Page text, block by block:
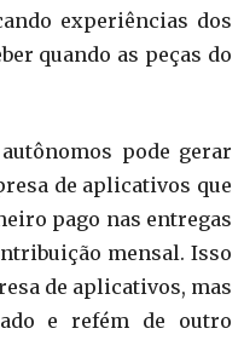
experiências dos
quando as peças do
pode gerar
de aplicativos que
pago nas entregas
mensal. Isso
de aplicativos, mas
e refém de outro